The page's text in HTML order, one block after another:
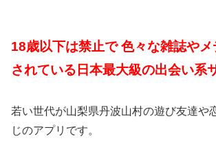
18歳以下は禁止で 色々な雑誌や
されている日本最大級の出会い系
若い世代が山梨県丹波山村の遊び友達や
じのアプリです。